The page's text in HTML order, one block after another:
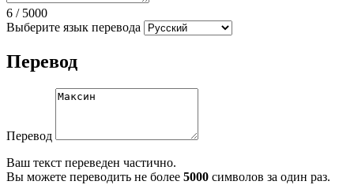
6 / 5000
Выберите язык перевода
Перевод
Перевод
Ваш текст переведен частично.
Вы можете переводить не более 5000 символов за один раз.